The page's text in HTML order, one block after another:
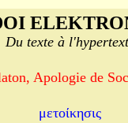
Du texte à
Apologie de
μετοίκησις